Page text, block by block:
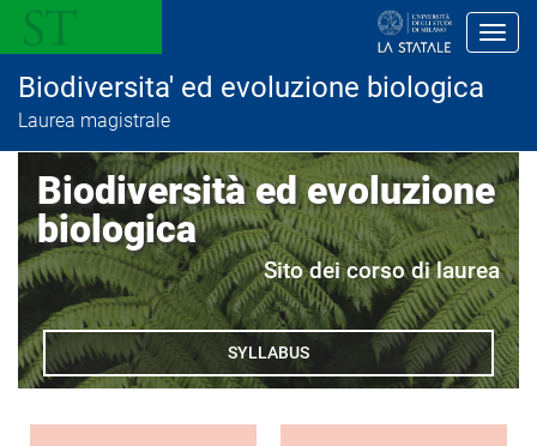
l
c
Biodiversita' ed evoluzione biologica
Laurea magistrale
Biodiversità ed evoluzione
biologica
Sito dei corso di laurea
SYLLABUS